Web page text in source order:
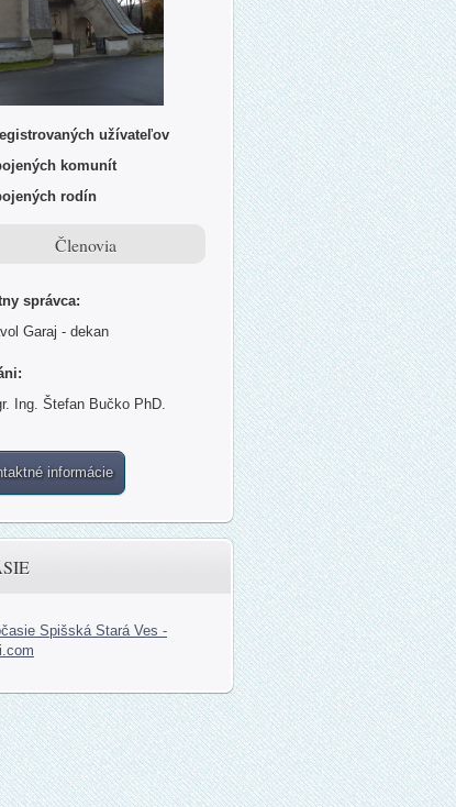
užívateľov
komunít
rodín
Členovia
správca:
Garaj - dekan
Ing. Štefan Bučko PhD.
informácie